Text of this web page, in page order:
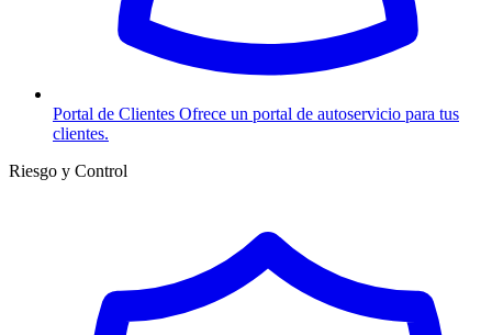
Portal de Clientes Ofrece un portal de autoservicio para tus
clientes.
Riesgo y Control